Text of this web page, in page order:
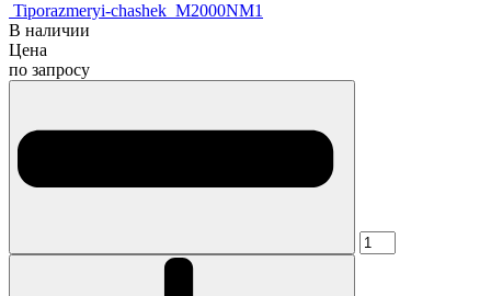
Tiporazmeryi-chashek M2000NM1
В наличии
Цена
по запросу